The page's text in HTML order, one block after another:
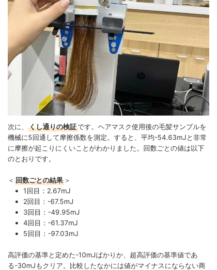
次に、 くし通りの検証です。 ヘアマスク使用後の毛髪サンプルを
機械に5回通して摩擦係数を測定。すると、 平均-54.63mJと非常
に摩擦が起こりにくいことがわかりました。回数ごとの値は以下
のとおりです。
＜ 回数ごとの結果 ＞
1回目：2.67mJ
2回目：-67.5mJ
3回目：-49.95mJ
4回目：-61.37mJ
5回目：-97.03mJ
高評価の基準と定めた-10mJばかりか、超高評価の基準値であ
る-30mJもクリア。比較したなかには値がマイナスにならない商